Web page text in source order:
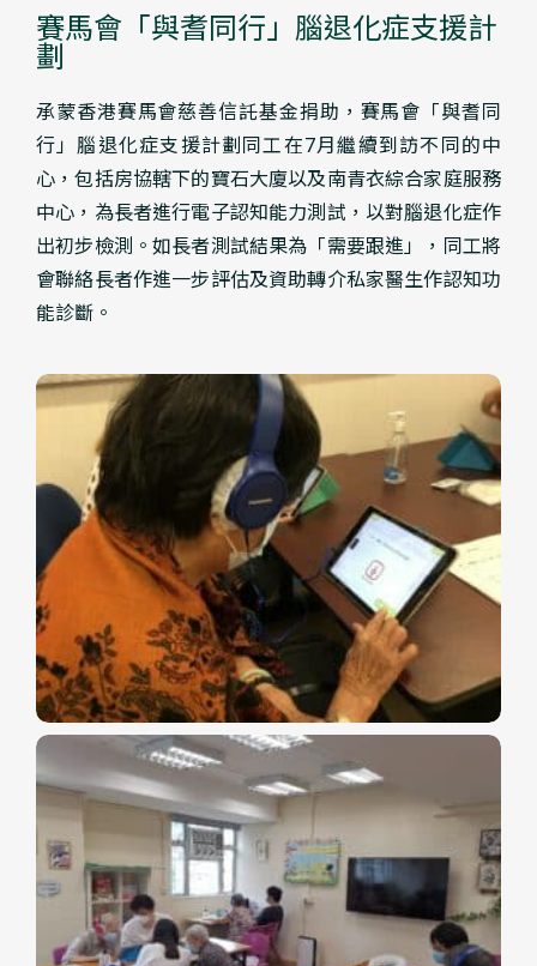
賽馬會「與耆同行」腦退化症支援計
劃
承蒙香港賽馬會慈善信託基金捐助，賽馬會「與耆同
行」腦退化症支援計劃同工在7月繼續到訪不同的中
心，包括房協轄下的寶石大廈以及南青衣綜合家庭服務
中心，為長者進行電子認知能力測試，以對腦退化症作
出初步檢測。如長者測試結果為「需要跟進」，同工將
會聯絡長者作進一步評估及資助轉介私家醫生作認知功
能診斷。